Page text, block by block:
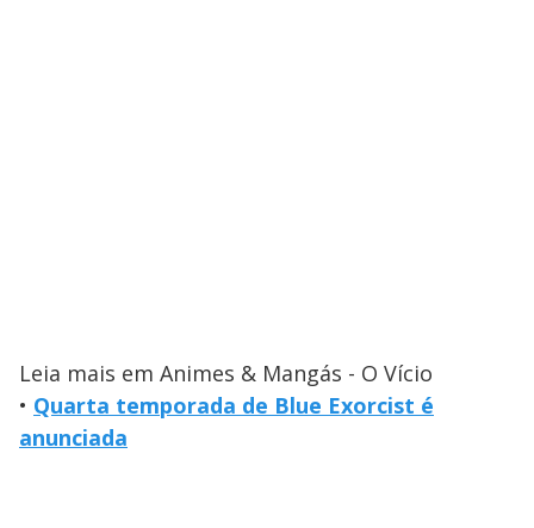
Leia mais em Animes & Mangás - O Vício
• Quarta temporada de Blue Exorcist é
anunciada